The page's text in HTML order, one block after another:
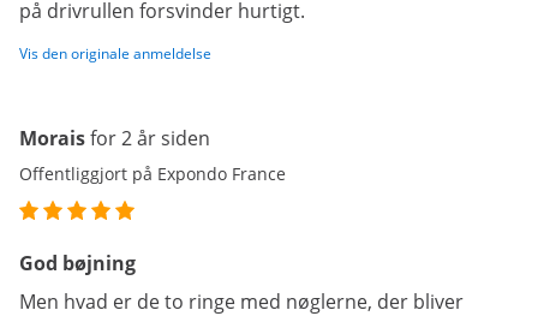
på drivrullen forsvinder hurtigt.
Vis den originale anmeldelse
Moraisfor 2 år siden
Offentliggjort på Expondo France
God bøjning
Men hvad er de to ringe med nøglerne, der bliver